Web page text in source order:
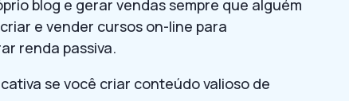
blog e gerar vendas sempre que alguém
e vender cursos on-line para
renda passiva.
se você criar conteúdo valioso de